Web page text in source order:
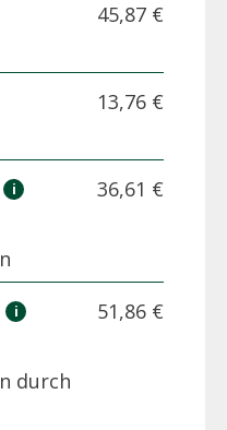
45,87 €
13,76 €
36,61 €
durch
51,86 €